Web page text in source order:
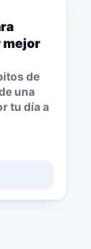
mejor
de
una
tu día a